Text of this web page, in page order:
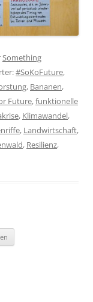
Something
#SoKoFuture,
, Bananen,
Future,funktionelle
, Klimawandel,
, Landwirtschaft,
, Resilienz,